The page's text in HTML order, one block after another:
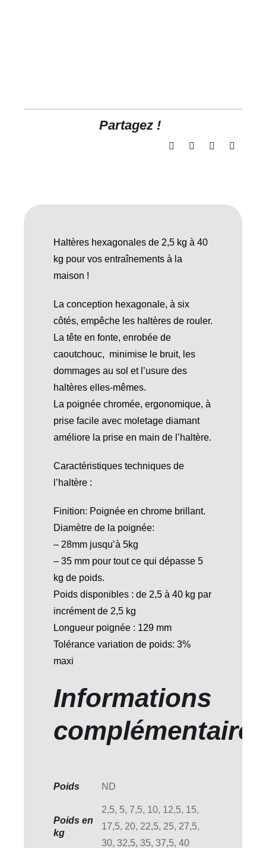
Partagez !
Haltères hexagonales de 2,5 kg à 40
kg pour vos entraînements à la
maison !
La conception hexagonale, à six
côtés, empêche les haltères de rouler.
La tête en fonte, enrobée de
caoutchouc, minimise le bruit, les
dommages au sol et l’usure des
haltères elles-mêmes.
La poignée chromée, ergonomique, à
prise facile avec moletage diamant
améliore la prise en main de l’haltère.
Caractéristiques techniques de
l’haltère :
Finition: Poignée en chrome brillant.
Diamètre de la poignée:
– 28mm jusqu’à 5kg
– 35 mm pour tout ce qui dépasse 5
kg de poids.
Poids disponibles : de 2,5 à 40 kg par
incrément de 2,5 kg
Longueur poignée : 129 mm
Tolérance variation de poids: 3%
maxi
Informations
complémentaires
Poids ND
Poids en
kg
2,5, 5, 7,5, 10, 12,5, 15,
17,5, 20, 22,5, 25, 27,5,
30, 32,5, 35, 37,5, 40